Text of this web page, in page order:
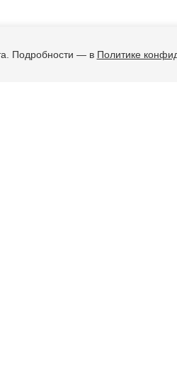
Подробности — в Политике